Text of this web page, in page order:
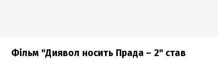
Фільм "Диявол носить Прада – 2" став